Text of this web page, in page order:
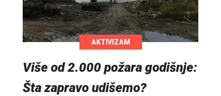
AKTIVIZAM
Više od 2.000 požara godišnje:
Šta zapravo udišemo?